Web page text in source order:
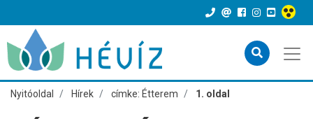
Nyitóoldal Hírek címke: Étterem 1. oldal